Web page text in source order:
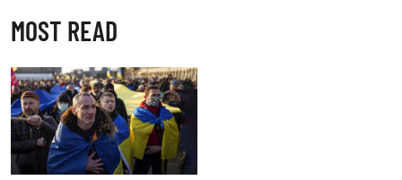
MOST READ